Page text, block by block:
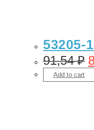
53205-
91,54₽
Add to cart